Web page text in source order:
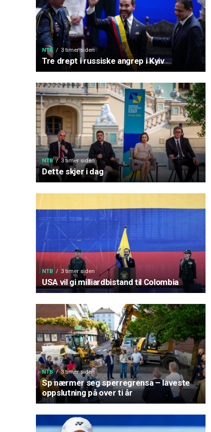
NTB 3 timer siden
Tre drept i russiske angrep i Kyiv
NTB 3 timer siden
Dette skjer i dag
NTB 3 timer siden
USA vil gi milliardbistand til Colombia
NTB 3 timer siden
Sp nærmer seg sperregrensa – laveste
oppslutning på over ti år